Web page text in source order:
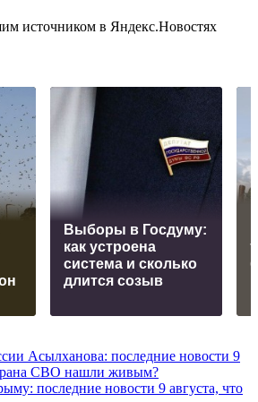
источником в Яндекс.Новостях
Выборы в Госдуму:
как устроена
система и сколько
длится созыв
Асылханова: последние новости 9
СВО нашли живым?
последние новости 9 августа, что